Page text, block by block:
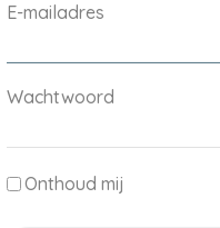
E-mailadres
Wachtwoord
Onthoud mij